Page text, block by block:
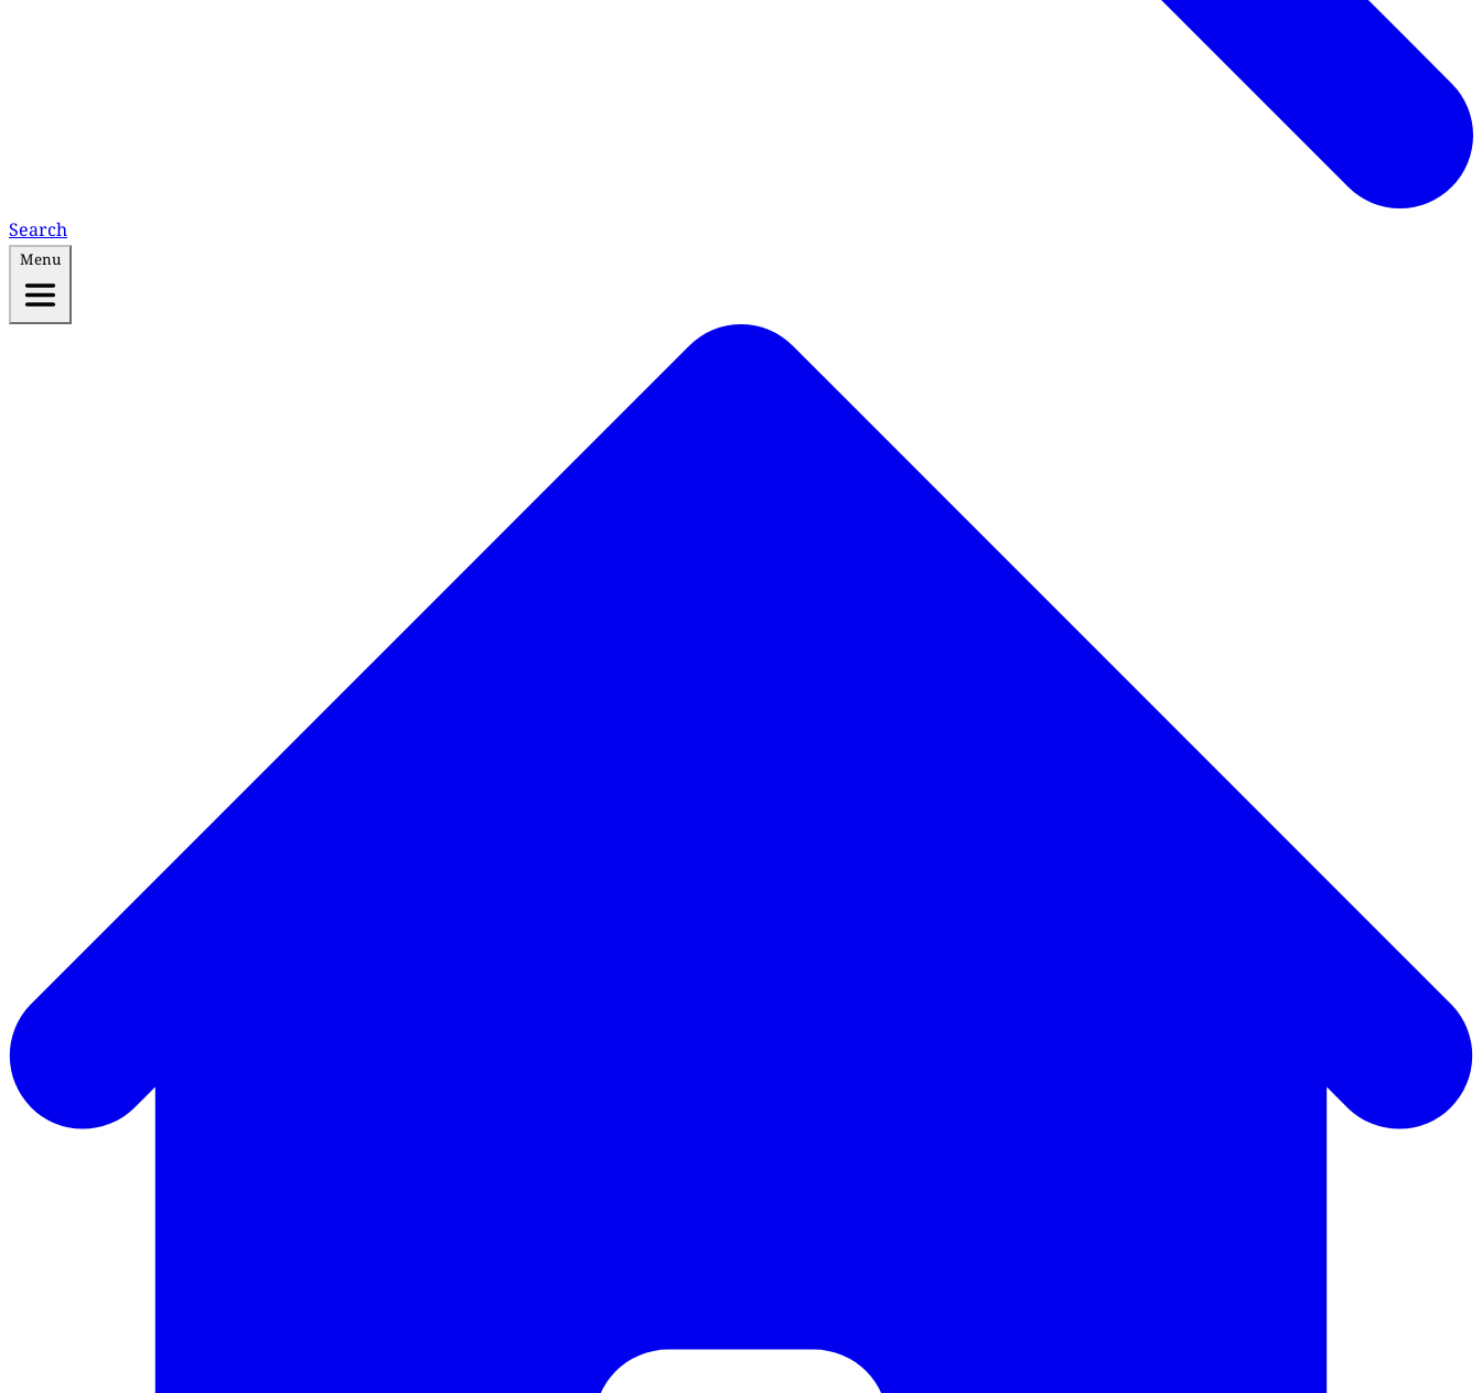
Search
Menu